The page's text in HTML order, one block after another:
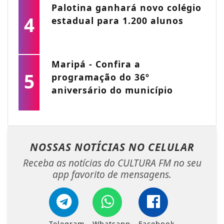
4
Palotina ganhará novo colégio
estadual para 1.200 alunos
5
Maripá - Confira a
programação do 36º
aniversário do município
NOSSAS NOTÍCIAS NO CELULAR
Receba as notícias do CULTURA FM no seu
app favorito de mensagens.